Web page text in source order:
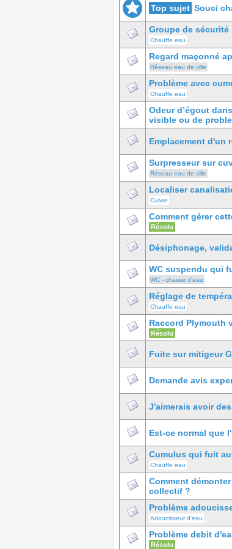
Top sujet Souci
Groupe de
Chauffe eau
Regard maçonné
Réseau eau de ville
Problème avec
Chauffe eau
Odeur d’égout
visible ou de
Emplacement d'un
Surpresseur sur
Réseau eau de ville
Localiser
Cuivre
Comment gérer
Résolu
Désiphonage,
WC suspendu qui
WC - chasse d'eau
Réglage de
Chauffe eau
Raccord Plymouth
Résolu
Fuite sur mitigeur
Demande avis
J'aimerais avoir
Est-ce normal que
Cumulus qui fuit
Chauffe eau
Comment
collectif ?
Problème
Adoucisseur d'eau
Problème debit
Résolu